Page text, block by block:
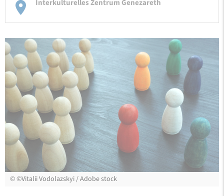
Interkulturelles Zentrum Genezareth
©©Vitalii Vodolazskyi / Adobe stock